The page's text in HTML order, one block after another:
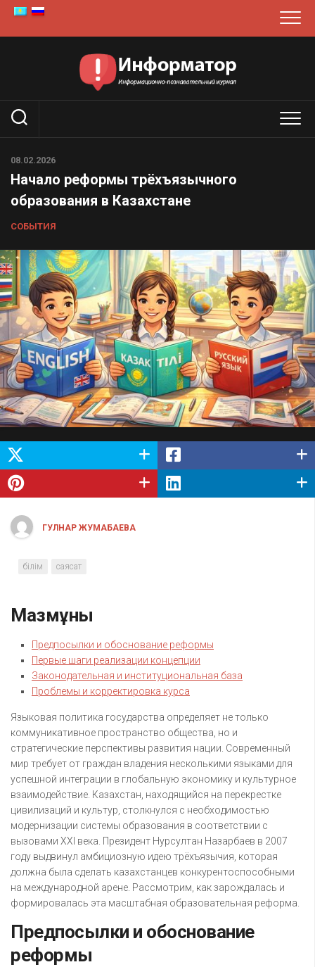
Перейти
содержанию
08.02.2026
Начало реформы трёхъязычного
образования в Казахстане
СОБЫТИЯ
ГУЛНАР ЖУМАБАЕВА
білім саясат
Мазмұны
Предпосылки и обоснование реформы
Первые шаги реализации концепции
Законодательная и институциональная база
Проблемы и корректировка курса
Языковая политика государства определяет не только
коммуникативное пространство общества, но и
стратегические перспективы развития нации. Современный
мир требует от граждан владения несколькими языками для
успешной интеграции в глобальную экономику и культурное
взаимодействие. Казахстан, находящийся на перекрестке
цивилизаций и культур, столкнулся с необходимостью
модернизации системы образования в соответствии с
вызовами XXI века. Президент Нурсултан Назарбаев в 2007
году выдвинул амбициозную идею трёхъязычия, которая
должна была сделать казахстанцев конкурентоспособными
на международной арене. Рассмотрим, как зарождалась и
формировалась эта масштабная образовательная реформа.
Предпосылки и обоснование
реформы